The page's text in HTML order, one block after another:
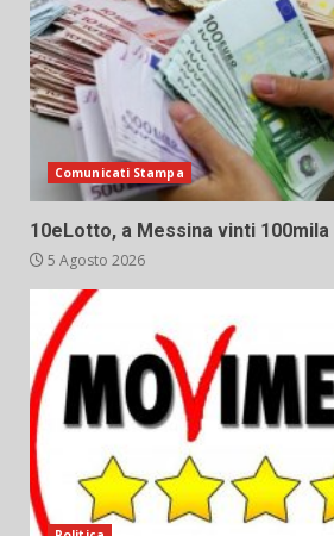
Comunicati Stampa
10eLotto, a Messina vinti
5 Agosto 2026